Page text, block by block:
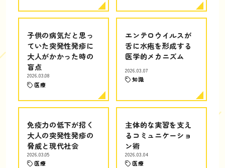
子供の病気だと思っ
ていた突発性発疹に
大人がかかった時の
盲点
2026.03.08
医療
エンテロウイルスが
舌に水疱を形成する
医学的メカニズム
2026.03.07
知識
免疫力の低下が招く
大人の突発性発疹の
脅威と現代社会
2026.03.05
医療
主体的な実習を支え
るコミュニケーショ
ン術
2026.03.04
医療